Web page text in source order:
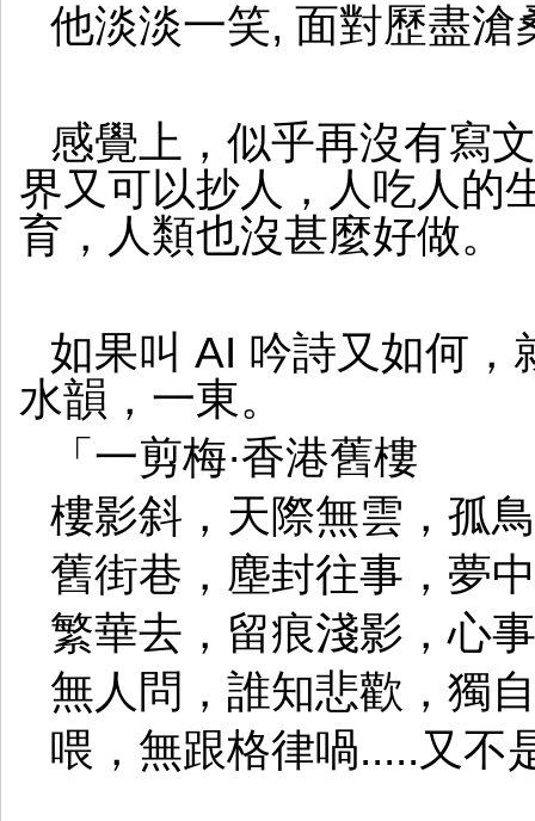
他淡淡一笑, 面對歷盡滄
感覺上，似乎再沒有寫
界又可以抄人，人吃人的
育，人類也沒甚麼好做。
如果叫 AI 吟詩又如何，
水韻，一東。
「一剪梅·香港舊樓
樓影斜，天際無雲，孤
舊街巷，塵封往事，夢
繁華去，留痕淺影，心
無人問，誰知悲歡，獨
喂，無跟格律喎.....又不